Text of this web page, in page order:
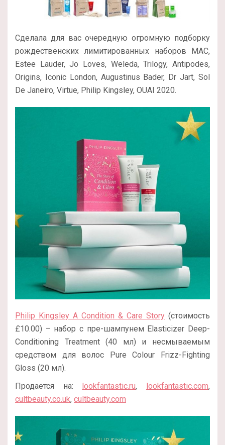
Сделала для вас очередную огромную подборку
рождественских лимитированных наборов MAC,
Estee Lauder, Jo Loves, Weleda, Trilogy, Antipodes,
Origins, Iconic London, Augustinus Bader, Dr Jart, Sol
De Janeiro, Virtue, Philip Kingsley, OUAI 2020.
Philip Kingsley A Condition & Care Story (стоимость
£10.00) – набор с пре-шампунем Elasticizer Deep-
Conditioning Treatment (40 мл) и несмываемым
средством для волос Pure Colour Frizz-Fighting
Gloss (20 мл).
Продается на:
lookfantastic.ru, lookfantastic.com,
cultbeauty.co.uk, cultbeauty.com